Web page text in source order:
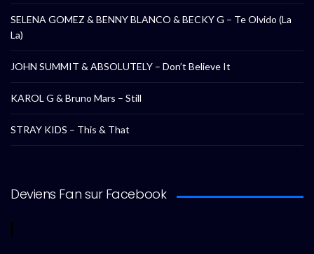
SELENA GOMEZ & BENNY BLANCO & BECKY G – Te Olvido (La
La)
JOHN SUMMIT & ABSOLUTELY – Don’t Believe It
KAROL G & Bruno Mars – Still
STRAY KIDS – This & That
Deviens Fan sur Facebook